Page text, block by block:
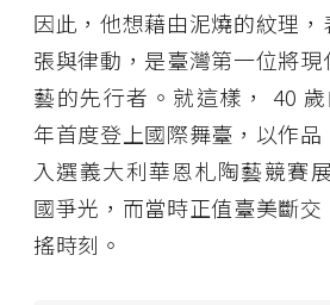
因此，他想藉由泥燒的紋理
張與律動，是臺灣第一位將
藝的先行者。就這樣， 40
年首度登上國際舞臺，以作
入選義大利華恩札陶藝競賽
國爭光，而當時正值臺美斷
搖時刻。